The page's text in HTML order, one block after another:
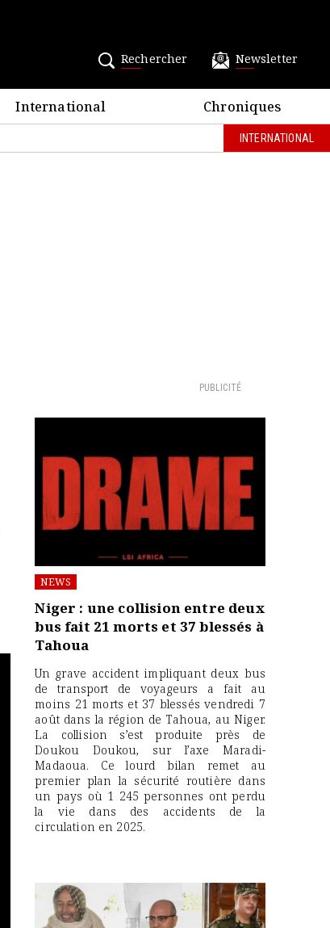
Rechercher Newsletter
International Chroniques
INTERNATIONAL
PUBLICITÉ
NEWS
Niger : une collision entre deux
bus fait 21 morts et 37 blessés à
Tahoua
Un grave accident impliquant deux bus
de transport de voyageurs a fait au
moins 21 morts et 37 blessés vendredi 7
août dans la région de Tahoua, au Niger.
La collision s’est produite près de
Doukou Doukou, sur l’axe Maradi-
Madaoua. Ce lourd bilan remet au
premier plan la sécurité routière dans
un pays où 1 245 personnes ont perdu
la vie dans des accidents de la
circulation en 2025.